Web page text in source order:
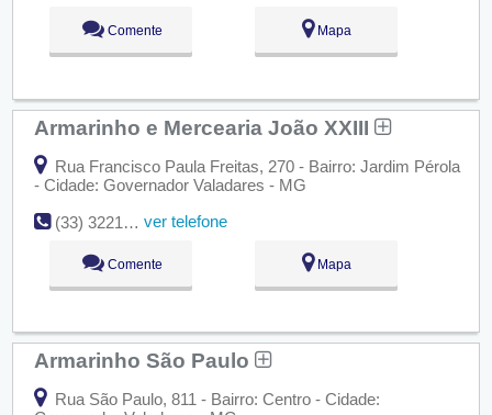
Comente Mapa
Armarinho e Mercearia João XXIII
Rua Francisco Paula Freitas, 270 - Bairro: Jardim Pérola
- Cidade: Governador Valadares - MG
(33) 3221-5982
ver telefone
Comente Mapa
Armarinho São Paulo
Rua São Paulo, 811 - Bairro: Centro - Cidade: